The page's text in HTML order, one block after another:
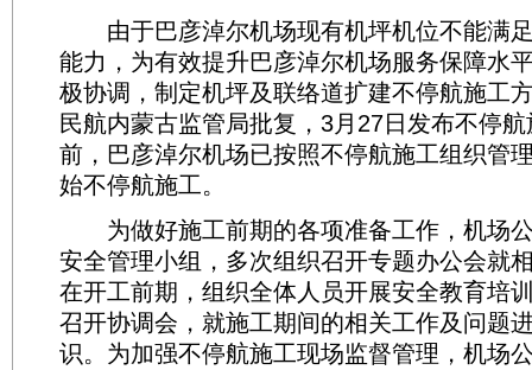
由于巴彦淖尔机场现有机坪机位不能满
能力，为有效提升巴彦淖尔机场服务保障水
极协调，制定机坪及联络道扩建不停航施工
民航内蒙古监管局批复，3月27日发布不停
前，巴彦淖尔机场已按照不停航施工组织管
始不停航施工。
为做好施工前期的各项准备工作，机场
安全管理小组，多次组织召开专题办公会就
在开工前期，组织全体人员开展安全教育培
召开协调会，就施工期间的相关工作及问题
识。为加强不停航施工现场监督管理，机场